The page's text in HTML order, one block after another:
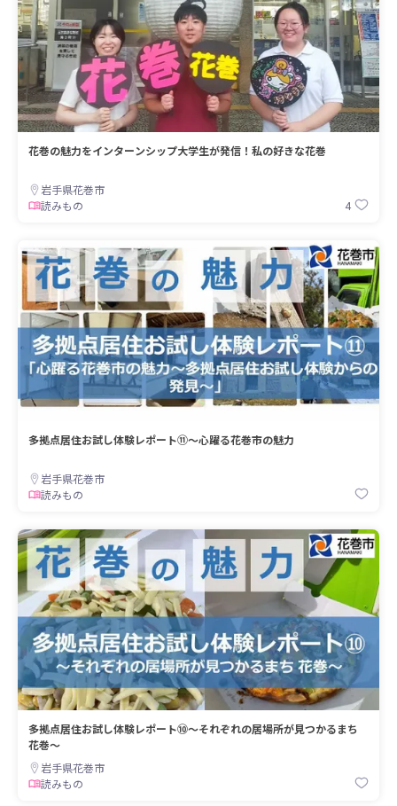
花巻の魅力をインターンシップ大学生が発信！私の好きな花巻
岩手県花巻市
読みもの
4
多拠点居住お試し体験レポート⑪～心躍る花巻市の魅力
岩手県花巻市
読みもの
多拠点居住お試し体験レポート⑩～それぞれの居場所が見つかるまち
花巻～
岩手県花巻市
読みもの